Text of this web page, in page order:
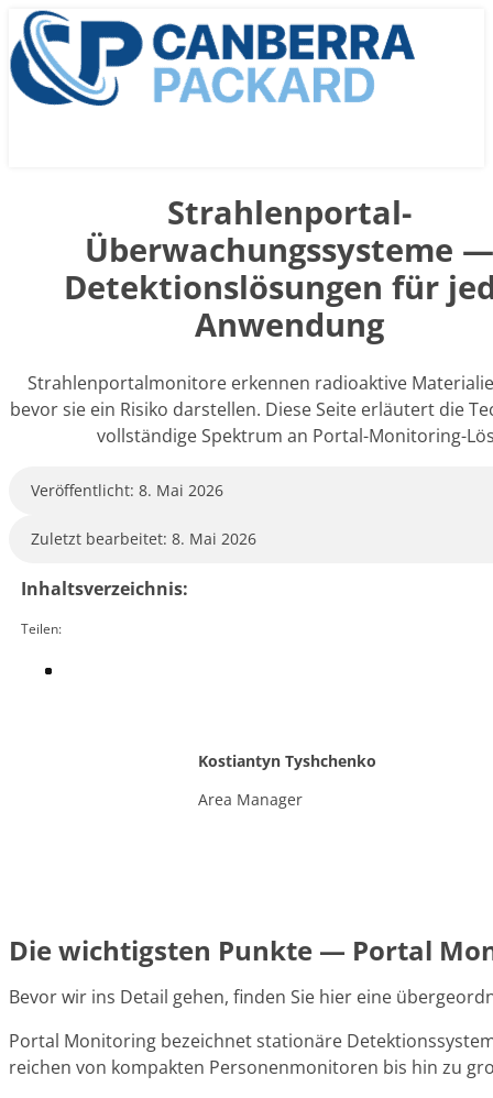
Strahlenportal-
Überwachungssysteme —
Detektionslösungen für
Anwendung
Strahlenportalmonitore erkennen radioaktive
bevor sie ein Risiko darstellen. Diese Seite erläutert die
vollständige Spektrum an Portal-Monitoring-
Veröffentlicht: 8. Mai 2026
Zuletzt bearbeitet: 8. Mai 2026
Inhaltsverzeichnis:
Teilen:
Kostiantyn Tyshchenko
Area Manager
Die wichtigsten Punkte — Portal
Bevor wir ins Detail gehen, finden Sie hier eine
Portal Monitoring bezeichnet stationäre
reichen von kompakten Personenmonitoren bis hin zu